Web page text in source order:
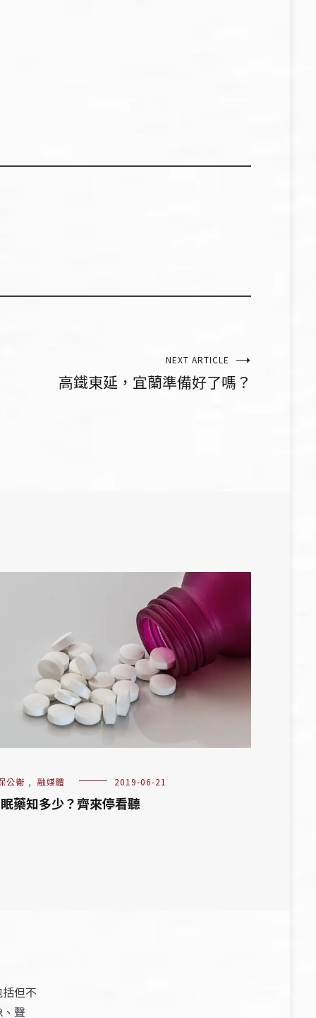
NEXT ARTICLE
高鐵東延，宜蘭準備好了嗎？
公衛 , 融媒體 2019-06-21
藥知多少？齊來停看聽
但不
聲